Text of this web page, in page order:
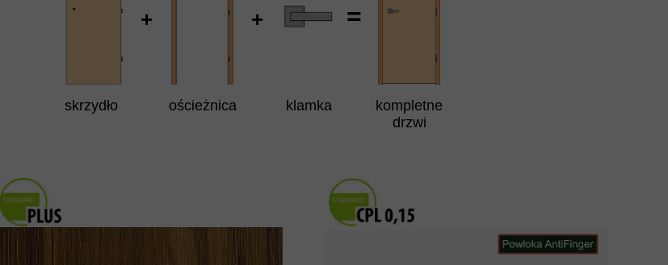
kompletne
drzwi
klamka
ościeżnica
skrzydło
=
+
+